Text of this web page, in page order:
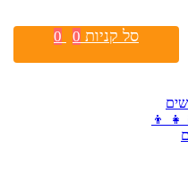
סל קניות 0
0